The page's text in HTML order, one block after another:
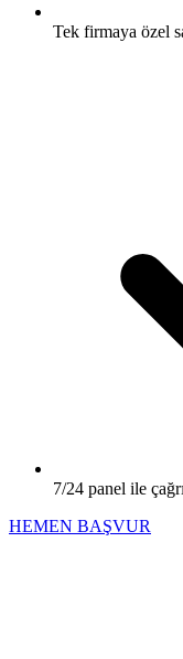
Tek firmaya özel
7/24 panel ile
HEMEN BAŞVUR